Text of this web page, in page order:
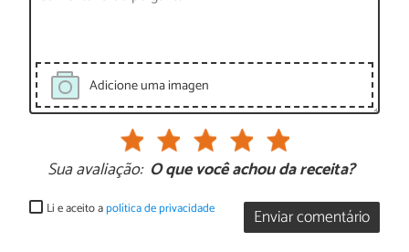
Adicione uma imagen
Sua avaliação: O que você achou da receita?
Enviar comentário
Li e aceito apolítica de privacidade